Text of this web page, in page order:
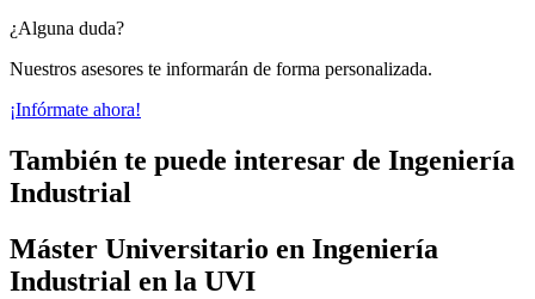
¿Alguna duda?
Nuestros asesores te informarán de forma personalizada.
¡Infórmate ahora!
También te puede interesar de Ingeniería
Industrial
Máster Universitario en Ingeniería
Industrial en la UVI